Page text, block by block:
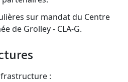
sur mandat du Centre
de Grolley - CLA-G.
: